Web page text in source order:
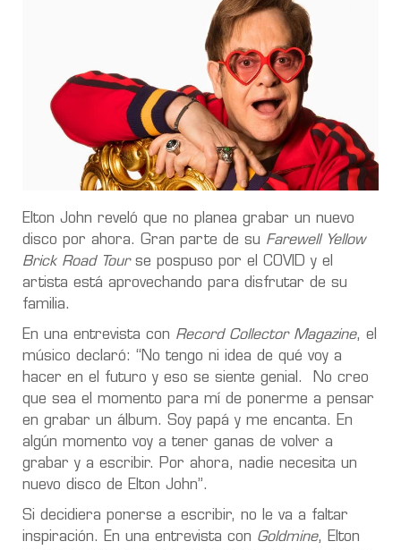
Elton John reveló que no planea grabar un nuevo
disco por ahora. Gran parte de su Farewell Yellow
Brick Road Tourse pospuso por el COVID y el
artista está aprovechando para disfrutar de su
familia.
En una entrevista con Record Collector Magazine, el
músico declaró: “No tengo ni idea de qué voy a
hacer en el futuro y eso se siente genial. No creo
que sea el momento para mí de ponerme a pensar
en grabar un álbum. Soy papá y me encanta. En
algún momento voy a tener ganas de volver a
grabar y a escribir. Por ahora, nadie necesita un
nuevo disco de Elton John”.
Si decidiera ponerse a escribir, no le va a faltar
inspiración. En una entrevista con Goldmine, Elton